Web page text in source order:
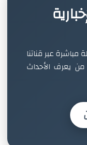
مباشرة عبر قناتنا
يعرف الأحداث